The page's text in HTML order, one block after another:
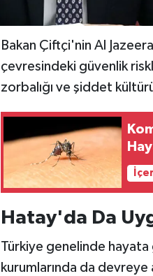
Bakan Çiftçi'nin Al
çevresindeki güvenlik
zorbalığı ve şiddet
Hatay'da Da
Türkiye genelinde
kurumlarında da devreye